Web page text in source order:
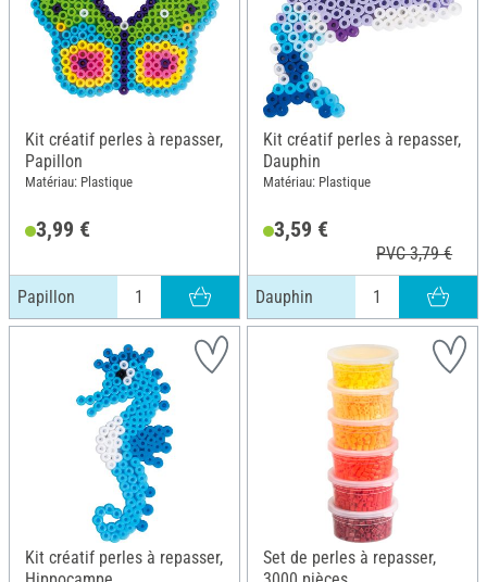
Kit créatif perles à repasser,
Papillon
Matériau: Plastique
3,99 €
Papillon
Kit créatif perles à repasser,
Dauphin
Matériau: Plastique
3,59 €
PVC 3,79 €
Dauphin
Kit créatif perles à repasser,
Set de perles à repasser,